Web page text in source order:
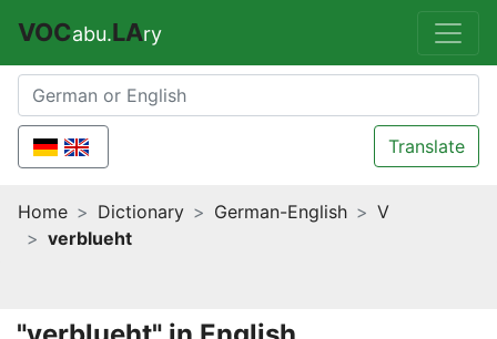
VOCabu.LAry
Translate
Home Dictionary German-English
V
verblueht